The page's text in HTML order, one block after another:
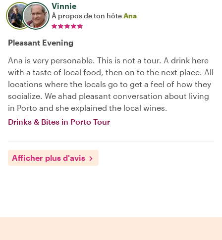
Vinnie
À propos de ton hôteAna
Pleasant Evening
Ana is very personable. This is not a tour. A drink here
with a taste of local food, then on to the next place. All
locations where the locals go to get a feel of how they
socialize. We ahad pleasant conversation about living
in Porto and she explained the local wines.
Drinks & Bites in Porto Tour
Afficher plus d'avis